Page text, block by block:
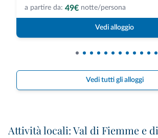
a partire da: 49€ notte/persona
Vedi alloggio
Vedi tutti gli alloggi
Attività locali: Val di Fiemme e